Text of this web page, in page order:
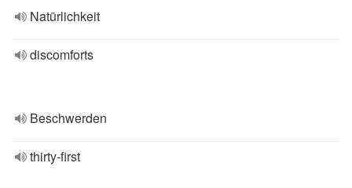
Natürlichkeit
discomforts
Beschwerden
thirty-first